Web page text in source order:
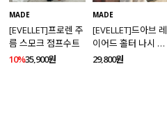
MADE
[EVELLET]프로렌 주
름 스모크 점프수트
10%35,900원
MADE
[EVELLET]드아브 레
이어드 홀터 나시 가
디건 티셔츠
29,800원